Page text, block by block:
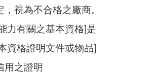
視為不合格之廠商。
力有關之基本資格]是
資格證明文件或物品]
用之證明